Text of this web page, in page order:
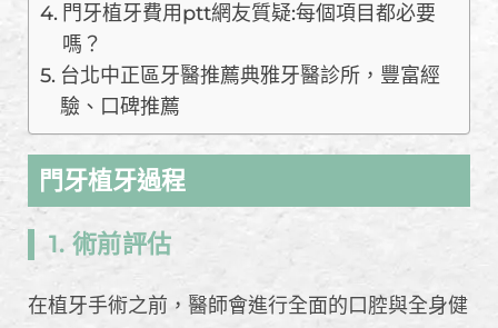
門牙植牙費用ptt網友質疑:每個項目都必要
嗎？
台北中正區牙醫推薦典雅牙醫診所，豐富經
驗、口碑推薦
門牙植牙過程
1. 術前評估
在植牙手術之前，醫師會進行全面的口腔與全身健